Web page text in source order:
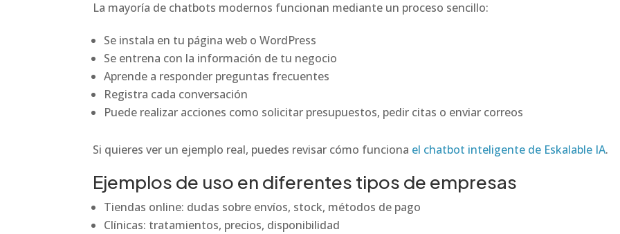
La mayoría de chatbots modernos funcionan mediante un proceso sencillo:
Se instala en tu página web o WordPress
Se entrena con la información de tu negocio
Aprende a responder preguntas frecuentes
Registra cada conversación
Puede realizar acciones como solicitar presupuestos, pedir citas o enviar correos
Si quieres ver un ejemplo real, puedes revisar cómo funciona el chatbot inteligente de Eskalable IA.
Ejemplos de uso en diferentes tipos de empresas
Tiendas online: dudas sobre envíos, stock, métodos de pago
Clínicas: tratamientos, precios, disponibilidad